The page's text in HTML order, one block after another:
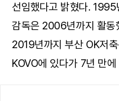
선임했다고 밝혔다.
감독은 2006년까지 활동
2019년까지 부산 OK저
KOVO에 있다가 7년 만